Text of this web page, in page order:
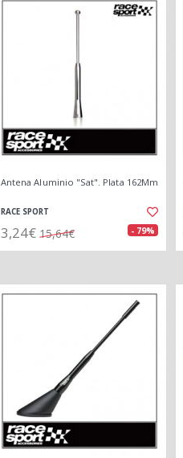
Antena Aluminio "Sat". Plata 162Mm
RACE SPORT
3,24€ 15,64€ - 79%